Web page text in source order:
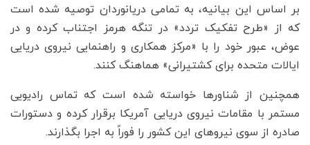
بر اساس این بیانیه، به تمامی دریانوردان توصیه شده است
که از «طرح تفکیک تردد» در تنگه هرمز اجتناب کرده و در
عوض، عبور خود را با «مرکز همکاری و راهنمایی نیروی دریایی
ایالات متحده برای کشتیرانی» هماهنگ کنند.
همچنین از شناورها خواسته شده است که تماس رادیویی
مستمر با مقامات نیروی دریایی آمریکا برقرار کرده و دستورات
صادره از سوی نیروهای این کشور را فوراً به اجرا بگذارند.